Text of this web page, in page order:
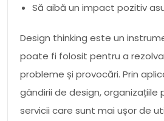
Să aibă un impact pozitiv
Design thinking este un
poate fi folosit pentru a
probleme și provocări. Prin
gândirii de design, organizațiile
servicii care sunt mai ușor de